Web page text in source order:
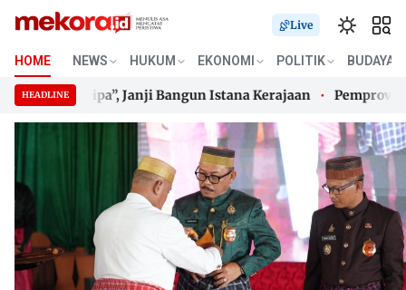
content
Live
HOME NEWS HUKUM EKONOMI POLITIK BUDAYA
HEADLINE
Balanipa”, Janji Bangun Istana Kerajaan Pemprov
Balanipa”, Janji Bangun Istana Kerajaan Pemprov